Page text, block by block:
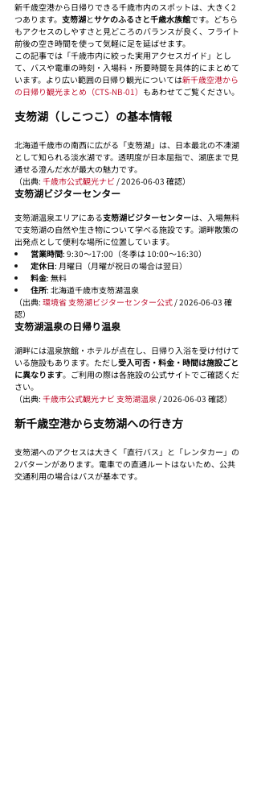
新千歳空港から日帰りできる千歳市内のスポットは、大きく2
つあります。 支笏湖とサケのふるさと千歳水族館です。どちら
もアクセスのしやすさと見どころのバランスが良く、フライト
前後の空き時間を使って気軽に足を延ばせます。
この記事では「千歳市内に絞った実用アクセスガイド」とし
て、バスや電車の時刻・入場料・所要時間を具体的にまとめて
います。より広い範囲の日帰り観光については新千歳空港から
の日帰り観光まとめ（CTS-NB-01） もあわせてご覧ください。
支笏湖（しこつこ）の基本情報
北海道千歳市の南西に広がる「支笏湖」は、日本最北の不凍湖
として知られる淡水湖です。透明度が日本屈指で、湖底まで見
通せる澄んだ水が最大の魅力です。
（出典: 千歳市公式観光ナビ / 2026-06-03 確認）
支笏湖ビジターセンター
支笏湖温泉エリアにある支笏湖ビジターセンターは、入場無料
で支笏湖の自然や生き物について学べる施設です。湖畔散策の
出発点として便利な場所に位置しています。
営業時間: 9:30〜17:00（冬季は 10:00〜16:30）
定休日: 月曜日（月曜が祝日の場合は翌日）
料金: 無料
住所: 北海道千歳市支笏湖温泉
（出典: 環境省 支笏湖ビジターセンター公式 / 2026-06-03 確
認）
支笏湖温泉の日帰り温泉
湖畔には温泉旅館・ホテルが点在し、日帰り入浴を受け付けて
いる施設もあります。ただし受入可否・料金・時間は施設ごと
に異なります。ご利用の際は各施設の公式サイトでご確認くだ
さい。
（出典: 千歳市公式観光ナビ 支笏湖温泉 / 2026-06-03 確認）
新千歳空港から支笏湖への行き方
支笏湖へのアクセスは大きく「直行バス」と「レンタカー」の
2パターンがあります。電車での直通ルートはないため、公共
交通利用の場合はバスが基本です。